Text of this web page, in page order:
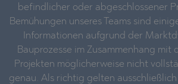
befindlicher oder abgeschlossener
Bemühungen unseres Teams sind
Informationen aufgrund der
Bauprozesse im Zusammenhang mit
Projekten möglicherweise nicht
genau. Als richtig gelten